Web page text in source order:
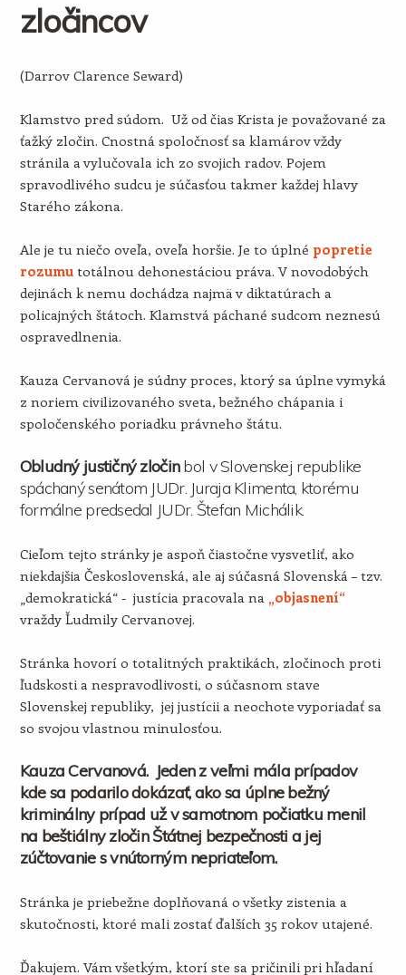
zločincov
(Darrov Clarence Seward)
Klamstvo pred súdom. Už od čias Krista je považované za
ťažký zločin. Cnostná spoločnosť sa klamárov vždy
stránila a vylučovala ich zo svojich radov. Pojem
spravodlivého sudcu je súčasťou takmer každej hlavy
Starého zákona.
Ale je tu niečo oveľa, oveľa horšie. Je to úplné popretie
rozumutotálnou dehonestáciou práva. V novodobých
dejinách k nemu dochádza najmä v diktatúrach a
policajných štátoch. Klamstvá páchané sudcom neznesú
ospravedlnenia.
Kauza Cervanová je súdny proces, ktorý sa úplne vymyká
z noriem civilizovaného sveta, bežného chápania i
spoločenského poriadku právneho štátu.
Obludný justičný zločinbol v Slovenskej republike
spáchaný senátom JUDr. Juraja Klimenta, ktorému
formálne predsedal JUDr. Štefan Michálik.
Cieľom tejto stránky je aspoň čiastočne vysvetliť, ako
niekdajšia Československá, ale aj súčasná Slovenská – tzv.
„demokratická“ - justícia pracovala na „objasnení“
vraždy Ľudmily Cervanovej.
Stránka hovorí o totalitných praktikách, zločinoch proti
ľudskosti a nespravodlivosti, o súčasnom stave
Slovenskej republiky, jej justícii a neochote vyporiadať sa
so svojou vlastnou minulosťou.
Kauza Cervanová. Jeden z veľmi mála prípadov
kde sa podarilo dokázať, ako sa úplne bežný
kriminálny prípad už v samotnom počiatku menil
na beštiálny zločin Štátnej bezpečnosti a jej
zúčtovanie s vnútorným nepriateľom.
Stránka je priebežne doplňovaná o všetky zistenia a
skutočnosti, ktoré mali zostať ďalších 35 rokov utajené.
Ďakujem. Vám všetkým, ktorí ste sa pričinili pri hľadaní